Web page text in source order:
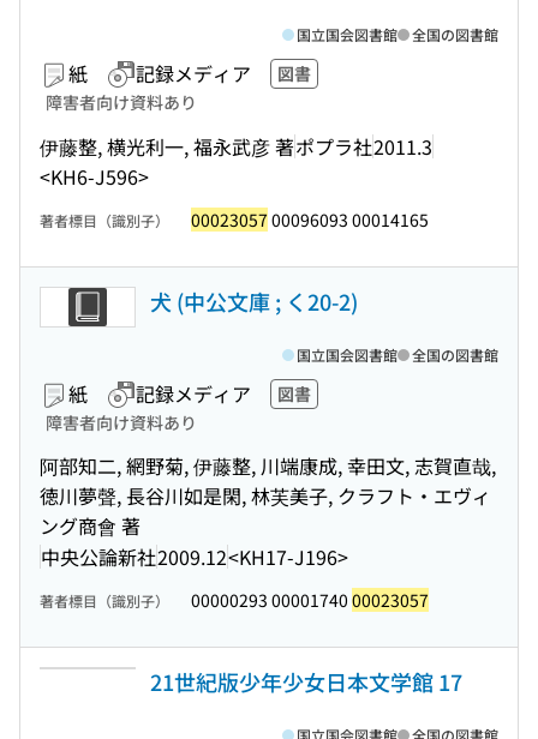
紙 記録メディア
図書
障害者向け資料あり
伊藤整, 横光利一, 福永武彦 著ポプラ社2011.3
<KH6-J596>
国立国会図書館 全国の図書館
著者標目（識別子） 00023057 00096093 00014165
犬 (中公文庫 ; く20-2)
紙 記録メディア
図書
障害者向け資料あり
阿部知二, 網野菊, 伊藤整, 川端康成, 幸田文, 志賀直哉,
徳川夢聲, 長谷川如是閑, 林芙美子, クラフト・エヴィ
ング商會 著
中央公論新社2009.12<KH17-J196>
国立国会図書館 全国の図書館
著者標目（識別子） 00000293 00001740 00023057
21世紀版少年少女日本文学館 17
国立国会図書館 全国の図書館